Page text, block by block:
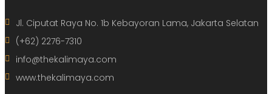
Jl. Ciputat Raya No. 1b Kebayoran Lama, Jakarta Selatan
(+62) 2276-7310
info@thekalimaya.com
www.thekalimaya.com